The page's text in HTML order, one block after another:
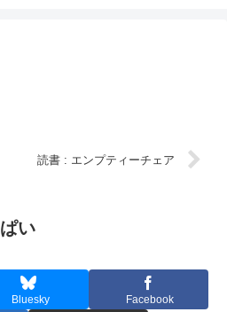
読書 : エンプティーチェア
い
Bluesky Facebook